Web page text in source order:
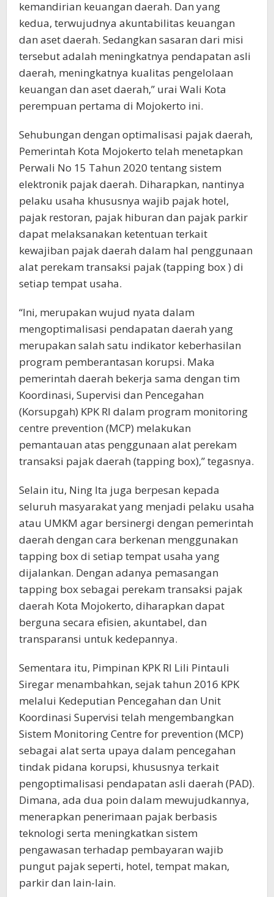
kemandirian keuangan daerah. Dan yang
kedua, terwujudnya akuntabilitas keuangan
dan aset daerah. Sedangkan sasaran dari misi
tersebut adalah meningkatnya pendapatan asli
daerah, meningkatnya kualitas pengelolaan
keuangan dan aset daerah,” urai Wali Kota
perempuan pertama di Mojokerto ini.
Sehubungan dengan optimalisasi pajak daerah,
Pemerintah Kota Mojokerto telah menetapkan
Perwali No 15 Tahun 2020 tentang sistem
elektronik pajak daerah. Diharapkan, nantinya
pelaku usaha khususnya wajib pajak hotel,
pajak restoran, pajak hiburan dan pajak parkir
dapat melaksanakan ketentuan terkait
kewajiban pajak daerah dalam hal penggunaan
alat perekam transaksi pajak (tapping box ) di
setiap tempat usaha.
“Ini, merupakan wujud nyata dalam
mengoptimalisasi pendapatan daerah yang
merupakan salah satu indikator keberhasilan
program pemberantasan korupsi. Maka
pemerintah daerah bekerja sama dengan tim
Koordinasi, Supervisi dan Pencegahan
(Korsupgah) KPK RI dalam program monitoring
centre prevention (MCP) melakukan
pemantauan atas penggunaan alat perekam
transaksi pajak daerah (tapping box),” tegasnya.
Selain itu, Ning Ita juga berpesan kepada
seluruh masyarakat yang menjadi pelaku usaha
atau UMKM agar bersinergi dengan pemerintah
daerah dengan cara berkenan menggunakan
tapping box di setiap tempat usaha yang
dijalankan. Dengan adanya pemasangan
tapping box sebagai perekam transaksi pajak
daerah Kota Mojokerto, diharapkan dapat
berguna secara efisien, akuntabel, dan
transparansi untuk kedepannya.
Sementara itu, Pimpinan KPK RI Lili Pintauli
Siregar menambahkan, sejak tahun 2016 KPK
melalui Kedeputian Pencegahan dan Unit
Koordinasi Supervisi telah mengembangkan
Sistem Monitoring Centre for prevention (MCP)
sebagai alat serta upaya dalam pencegahan
tindak pidana korupsi, khususnya terkait
pengoptimalisasi pendapatan asli daerah (PAD).
Dimana, ada dua poin dalam mewujudkannya,
menerapkan penerimaan pajak berbasis
teknologi serta meningkatkan sistem
pengawasan terhadap pembayaran wajib
pungut pajak seperti, hotel, tempat makan,
parkir dan lain-lain.